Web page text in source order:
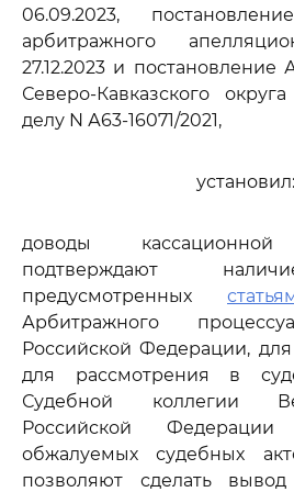
06.09.2023,
арбитражного
27.12.2023 и постановление
Северо-Кавказского
делу N А63-16071/2021,
установил:
доводы
подтверждают
предусмотренных
Арбитражного
Российской Федерации,
для рассмотрения в
Судебной коллегии
Российской
обжалуемых судебных
позволяют сделать